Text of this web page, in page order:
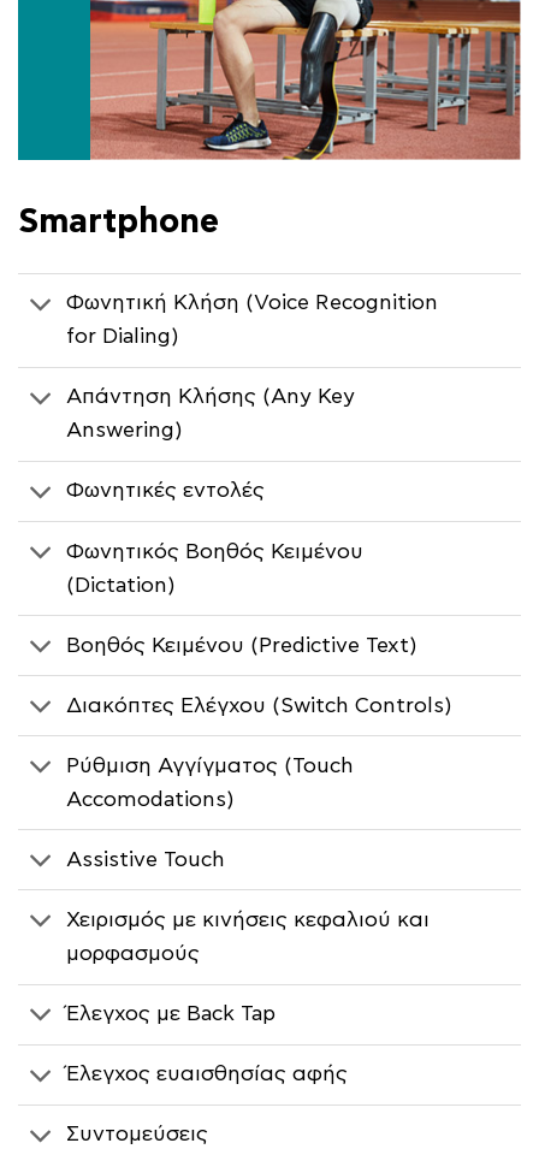
Smartphone
Φωνητική Κλήση (Voice Recognition
for Dialing)
Απάντηση Κλήσης (Any Key
Answering)
Φωνητικές εντολές
Φωνητικός Βοηθός Κειμένου
(Dictation)
Βοηθός Κειμένου (Predictive Text)
Διακόπτες Ελέγχου (Switch Controls)
Ρύθμιση Αγγίγματος (Touch
Accomodations)
Assistive Touch
Χειρισμός με κινήσεις κεφαλιού και
μορφασμούς
Έλεγχος με Back Tap
Έλεγχος ευαισθησίας αφής
Συντομεύσεις